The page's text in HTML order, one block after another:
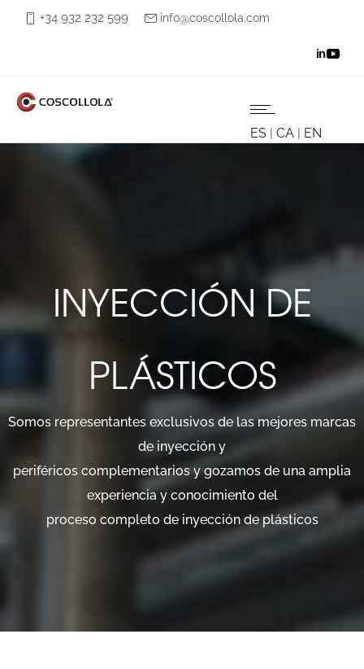
+34 932 232 599 info@coscollola.com
ES | CA | EN
INYECCIÓN DE
PLÁSTICOS
Somos representantes exclusivos de las mejores marcas
de inyección y
periféricos complementarios y gozamos de una amplia
experiencia y conocimiento del
proceso completo de inyección de plásticos